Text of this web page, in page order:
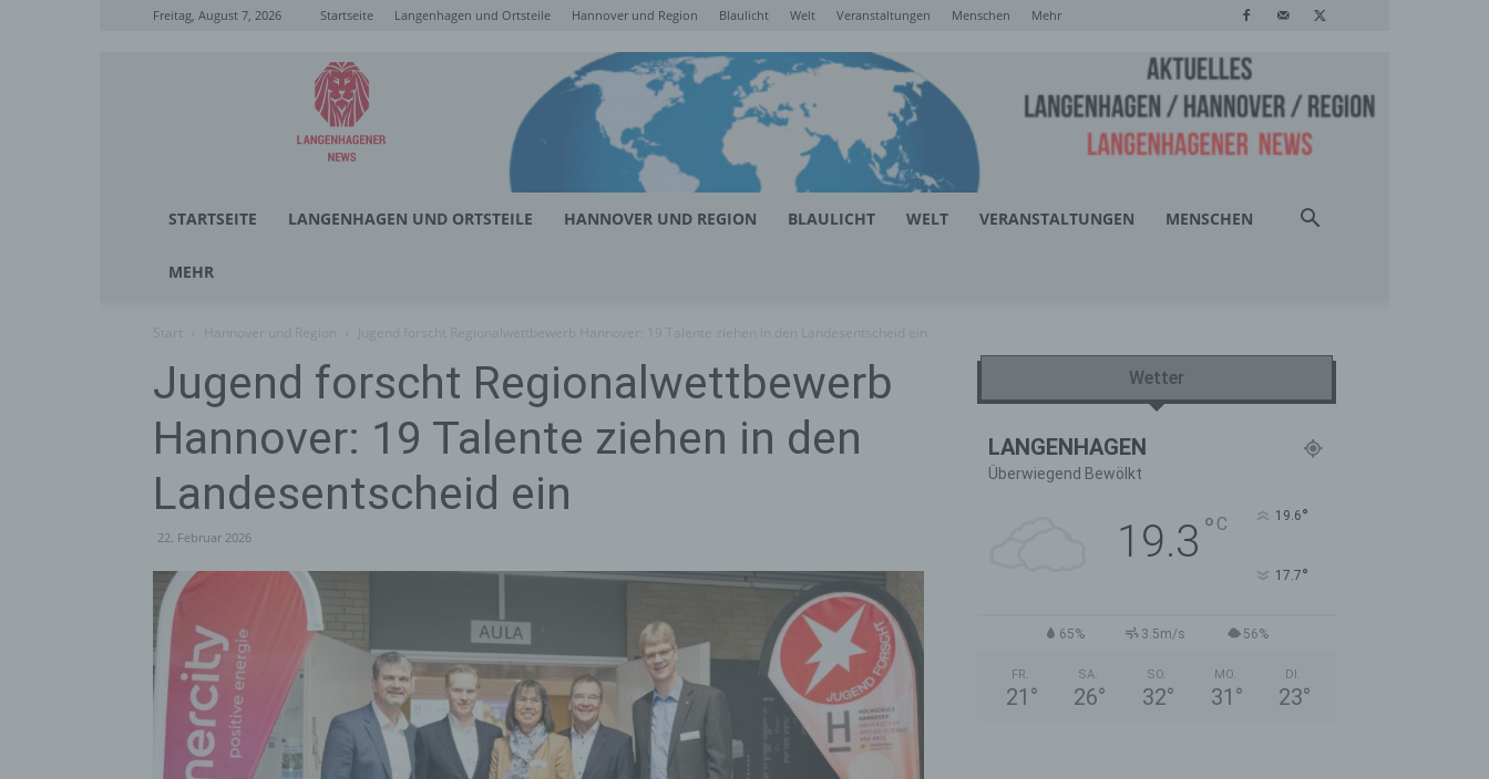
Freitag, August 7, 2026 Startseite Langenhagen und Ortsteile Hannover und Region Blaulicht Welt Veranstaltungen Menschen Mehr
Langenhagener
News
STARTSEITE LANGENHAGEN UND ORTSTEILE HANNOVER UND REGION BLAULICHT WELT VERANSTALTUNGEN MENSCHEN
MEHR
Jugend forscht Regionalwettbewerb
Hannover: 19 Talente ziehen in den
Landesentscheid ein
22. Februar 2026
Wetter
LANGENHAGEN
Überwiegend Bewölkt
19.3 ° C 19.6°
17.7°
65% 3.5m/s 56%
FR.
21 °
SA.
26°
SO.
32°
MO.
31 °
DI.
23°